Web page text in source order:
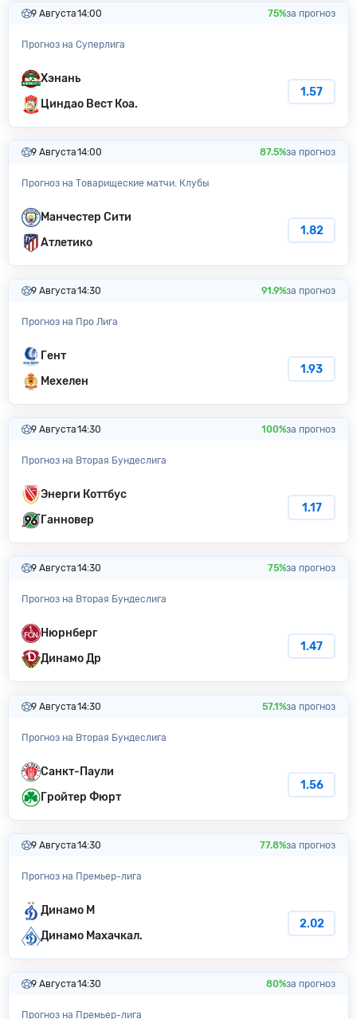
9 Августа14:00 75%за прогноз
Прогноз на Суперлига
Хэнань
Циндао Вест Коа.
1.57
9 Августа14:00 87.5%за прогноз
Прогноз на Товарищеские матчи. Клубы
Манчестер Сити
Атлетико
1.82
9 Августа14:30 91.9%за прогноз
Прогноз на Про Лига
Гент
Мехелен
1.93
9 Августа14:30 100%за прогноз
Прогноз на Вторая Бундеслига
Энерги Коттбус
Ганновер
1.17
9 Августа14:30 75%за прогноз
Прогноз на Вторая Бундеслига
Нюрнберг
Динамо Др
1.47
9 Августа14:30 57.1%за прогноз
Прогноз на Вторая Бундеслига
Санкт-Паули
Гройтер Фюрт
1.56
9 Августа14:30 77.8%за прогноз
Прогноз на Премьер-лига
Динамо М
Динамо Махачкал.
2.02
9 Августа14:30 80%за прогноз
Прогноз на Премьер-лига